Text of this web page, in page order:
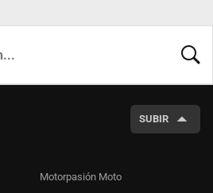
SUBIR
Motorpasión Moto